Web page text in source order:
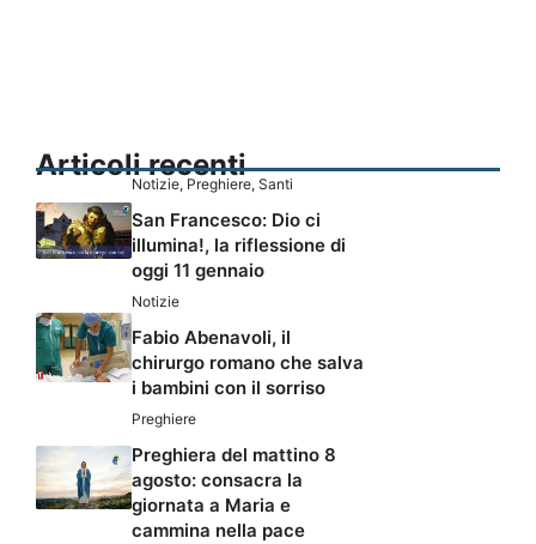
Articoli recenti
Notizie, Preghiere, Santi
San Francesco: Dio ci
illumina!, la riflessione di
oggi 11 gennaio
Notizie
Fabio Abenavoli, il
chirurgo romano che salva
i bambini con il sorriso
Preghiere
Preghiera del mattino 8
agosto: consacra la
giornata a Maria e
cammina nella pace